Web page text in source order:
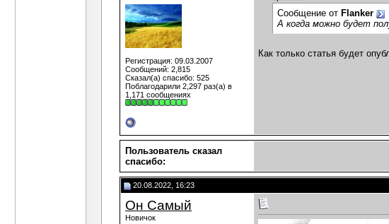
Регистрация: 09.03.2007
Сообщений: 2,815
Сказал(а) спасибо: 525
Поблагодарили 2,297 раз(а) в
1,171 сообщениях
Сообщение от Flanker
А когда можно будет
Как только статья будет
Пользователь сказал
cпасибо:
20.08.2022, 16:23
Он Самый
Новичок